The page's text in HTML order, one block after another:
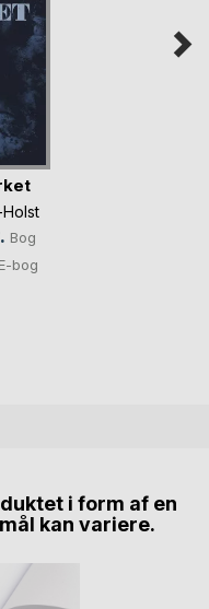
Bog
E-bog
i form af en
kan variere.